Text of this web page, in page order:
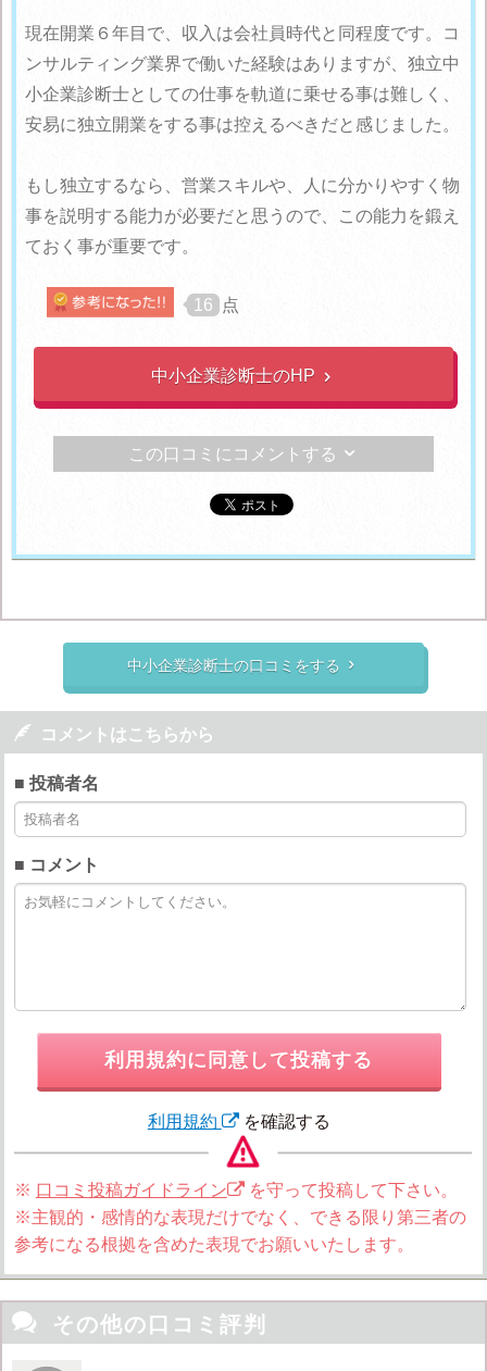
現在開業６年目で、収入は会社員時代と同程度です。コ
ンサルティング業界で働いた経験はありますが、独立中
小企業診断士としての仕事を軌道に乗せる事は難しく、
安易に独立開業をする事は控えるべきだと感じました。
もし独立するなら、営業スキルや、人に分かりやすく物
事を説明する能力が必要だと思うので、この能力を鍛え
ておく事が重要です。
16 点
中小企業診断士のHP 
この口コミにコメントする 
中小企業診断士の口コミをする 
 コメントはこちらから
■ 投稿者名
■ コメント
利用規約に同意して投稿する
利用規約 を確認する
※ 口コミ投稿ガイドライン
を守って投稿して下さい。
※主観的・感情的な表現だけでなく、できる限り第三者の
参考になる根拠を含めた表現でお願いいたします。
 その他の口コミ評判